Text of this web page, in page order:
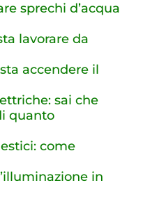
sprechi d’acqua
lavorare da
accendere il
sai che
quanto
come
in